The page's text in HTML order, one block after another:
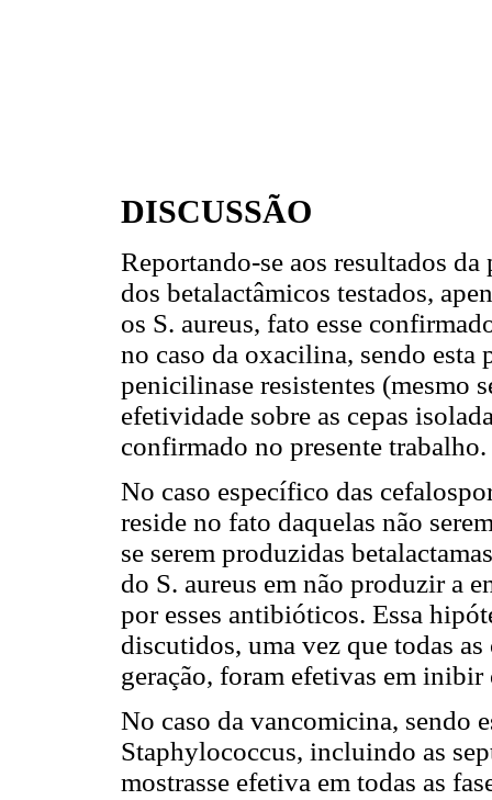
DISCUSSÃO
Reportando-se aos resultados da
dos betalactâmicos testados,
os S. aureus, fato esse
no caso da oxacilina, sendo esta
penicilinase resistentes (mesmo
efetividade sobre as cepas
confirmado no presente trabalho.
No caso específico das
reside no fato daquelas não
se serem produzidas
do S. aureus em não produzir a
por esses antibióticos. Essa
discutidos, uma vez que todas
geração, foram efetivas em
No caso da vancomicina, sendo
Staphylococcus, incluindo as
mostrasse efetiva em todas as